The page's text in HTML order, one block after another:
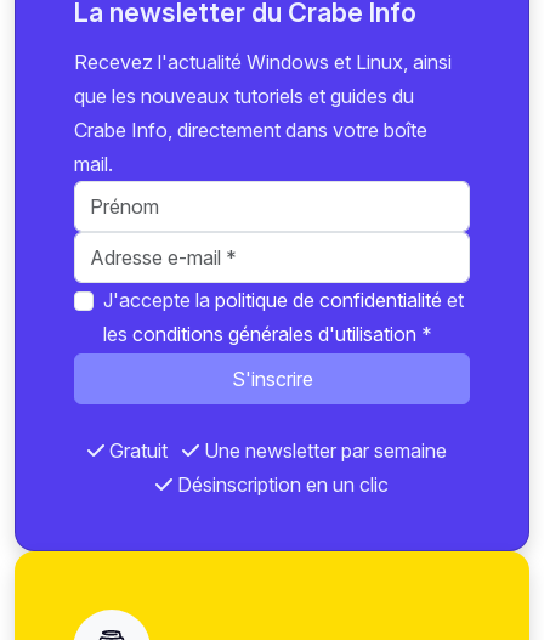
La newsletter du Crabe Info
Recevez l'actualité Windows et Linux, ainsi
que les nouveaux tutoriels et guides du
Crabe Info, directement dans votre boîte
mail.
J'accepte la politique de confidentialité et
les conditions générales d'utilisation *
S'inscrire
Gratuit
Une newsletter par semaine
Désinscription en un clic